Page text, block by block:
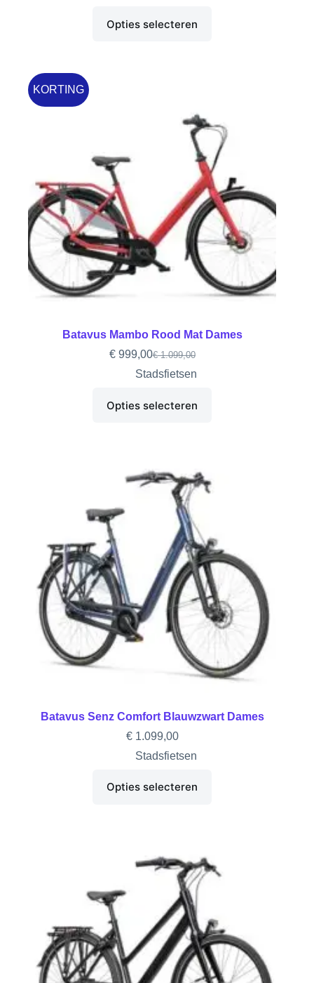
Opties selecteren
KORTING
Batavus Mambo Rood Mat Dames
€1.099,00
€999,00
Stadsfietsen
Opties selecteren
Batavus Senz Comfort Blauwzwart Dames
€1.099,00
Stadsfietsen
Opties selecteren